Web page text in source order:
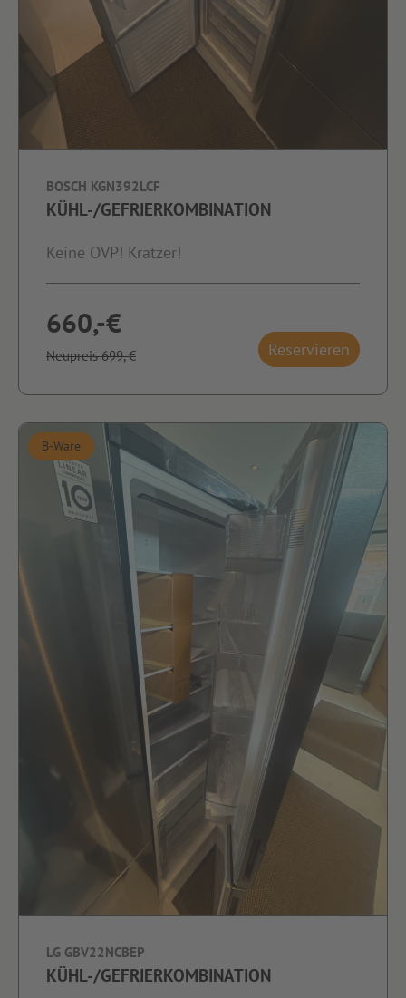
BOSCH KGN392LCF
KÜHL-/GEFRIERKOMBINATION
Keine OVP! Kratzer!
660,-€
Neupreis 699,-€ Reservieren
B-Ware
LG GBV22NCBEP
KÜHL-/GEFRIERKOMBINATION